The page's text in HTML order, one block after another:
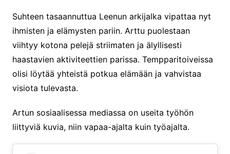
Suhteen tasaannuttua Leenun arkijalka vipattaa nyt
ihmisten ja elämysten pariin. Arttu puolestaan
viihtyy kotona pelejä striimaten ja älyllisesti
haastavien aktiviteettien parissa. Tempparitoiveissa
olisi löytää yhteistä potkua elämään ja vahvistaa
visiota tulevasta.
Artun sosiaalisessa mediassa on useita työhön
liittyviä kuvia, niin vapaa-ajalta kuin työajalta.